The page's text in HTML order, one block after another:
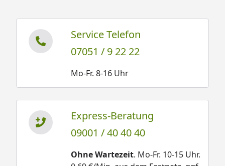
Service Telefon
07051 / 9 22 22
Mo-Fr. 8-16 Uhr
Express-Beratung
09001 / 40 40 40
Ohne Wartezeit. Mo-Fr. 10-15 Uhr.